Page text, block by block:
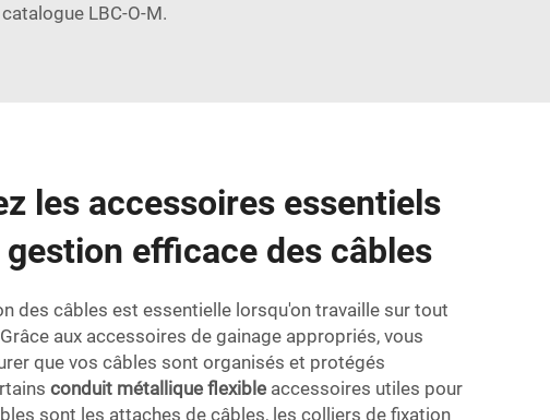
LBC-O-M.
les accessoires essentiels
efficace des câbles
des câbles est essentielle lorsqu'on travaille sur tout
aux accessoires de gainage appropriés, vous
que vos câbles sont organisés et protégés
conduit métallique flexible accessoires utiles pour
sont les attaches de câbles, les colliers de fixation